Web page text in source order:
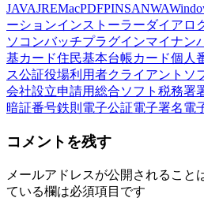
JAVAJREMacPDFPINSANWA
ーションインストーラーダイアロ
ソコンバッチプラグインマイナン
基カード住民基本台帳カード個人
ス公証役場利用者クライアントソ
会社設立申請用総合ソフト 税務署
暗証番号鉄則 電子公証電子署名電
コメントを残す
メールアドレスが公開されること
ている欄は必須項目です